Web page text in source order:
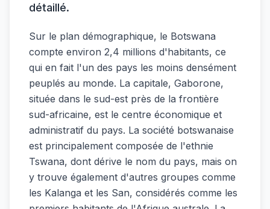
détaillé.
Sur le plan démographique, le Botswana
compte environ 2,4 millions d'habitants, ce
qui en fait l'un des pays les moins densément
peuplés au monde. La capitale, Gaborone,
située dans le sud-est près de la frontière
sud-africaine, est le centre économique et
administratif du pays. La société botswanaise
est principalement composée de l'ethnie
Tswana, dont dérive le nom du pays, mais on
y trouve également d'autres groupes comme
les Kalanga et les San, considérés comme les